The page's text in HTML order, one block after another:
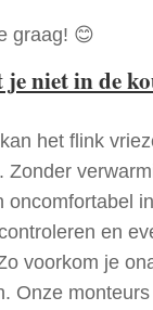
graag! 😊
niet in de
het flink
Zonder
oncomfortabel
en
voorkom je
Onze